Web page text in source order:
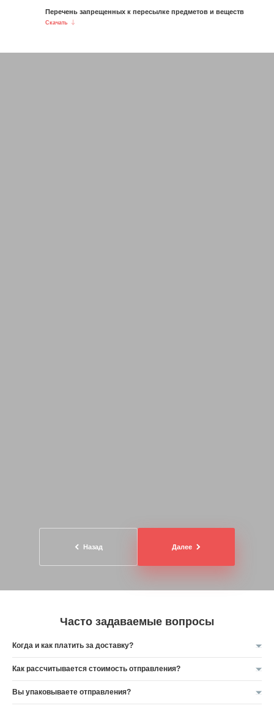
Перечень запрещенных к пересылке предметов и веществ
Скачать
Назад Далее
Часто задаваемые вопросы
Когда и как платить за доставку?
Как рассчитывается стоимость отправления?
Вы упаковываете отправления?